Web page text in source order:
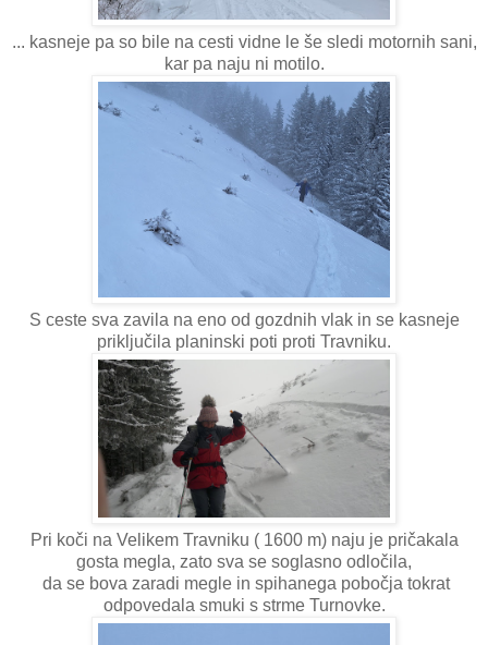
... kasneje pa so bile na cesti vidne le še sledi motornih sani,
kar pa naju ni motilo.
S ceste sva zavila na eno od gozdnih vlak in se kasneje
priključila planinski poti proti Travniku.
Pri koči na Velikem Travniku ( 1600 m) naju je pričakala
gosta megla, zato sva se soglasno odločila,
da se bova zaradi megle in spihanega pobočja tokrat
odpovedala smuki s strme Turnovke.